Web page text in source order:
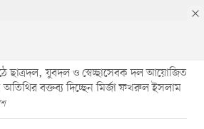
ছাত্রদল, যুবদল ও স্বেচ্ছাসেবক দল আয়োজিত
অতিথির বক্তব্য দিচ্ছেন মির্জা ফখরুল ইসলাম